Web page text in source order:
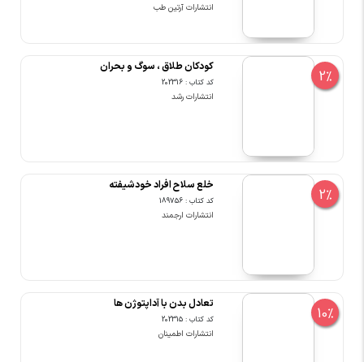
انتشارات آرتین طب
2%
کودکان طلاق ، سوگ و بحران
کد کتاب : 202316
انتشارات رشد
2%
خلع سلاح افراد خودشیفته
کد کتاب : 189756
انتشارات ارجمند
10%
تعادل بدن با آداپتوژن ها
کد کتاب : 202315
انتشارات اطمینان